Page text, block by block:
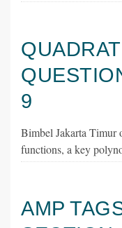
9
Bimbel Jakarta Timur
functions, a key
AMP